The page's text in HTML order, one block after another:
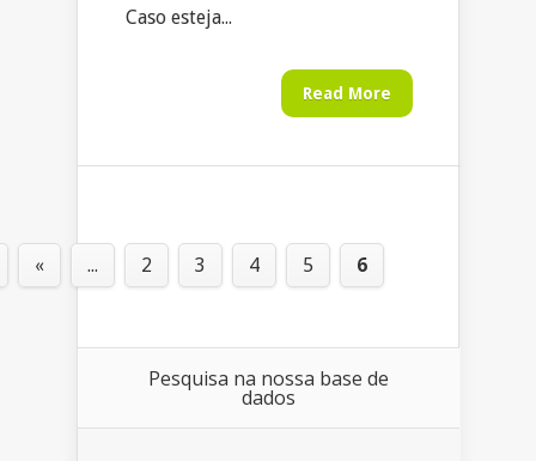
Caso esteja...
Read More
« ... 2 3 4 5 6
Pesquisa na nossa base de
dados